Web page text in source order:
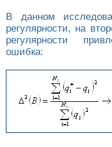
В данном
регулярности, на
регулярности
ошибка: